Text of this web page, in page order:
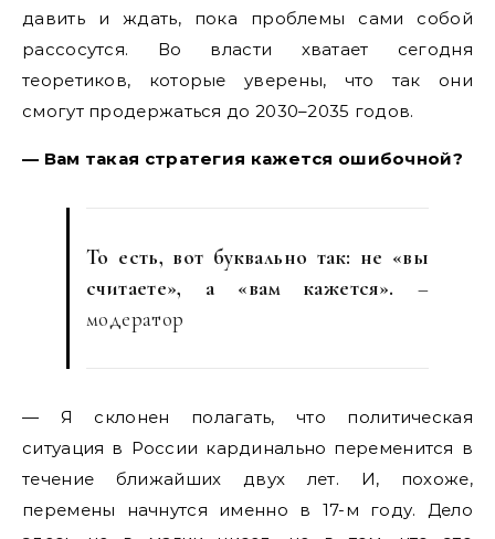
давить и ждать, пока проблемы сами собой
рассосутся. Во власти хватает сегодня
теоретиков, которые уверены, что так они
смогут продержаться до 2030–2035 годов.
— Вам такая стратегия кажется ошибочной?
То есть, вот буквально так: не «вы
считаете», а «вам кажется». –
модератор
— Я склонен полагать, что политическая
ситуация в России кардинально переменится в
течение ближайших двух лет. И, похоже,
перемены начнутся именно в 17-м году. Дело